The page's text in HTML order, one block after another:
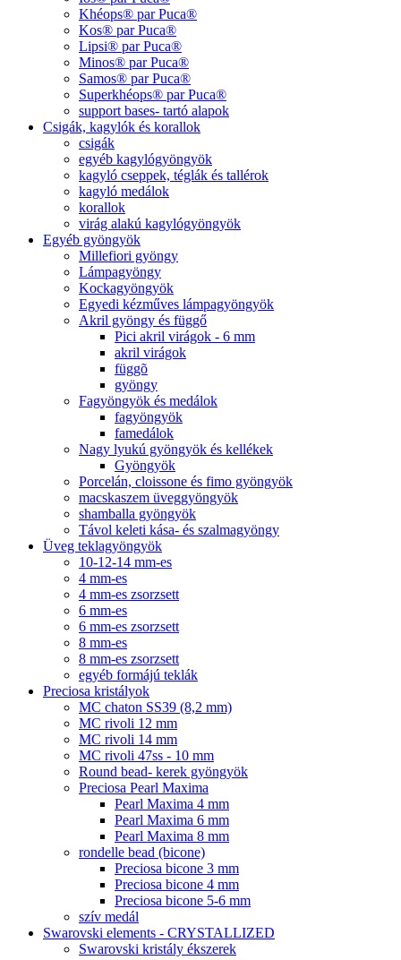
Khéops® par Puca®
Kos® par Puca®
Lipsi® par Puca®
Minos® par Puca®
Samos® par Puca®
Superkhéops® par Puca®
support bases- tartó alapok
Csigák, kagylók és korallok
csigák
egyéb kagylógyöngyök
kagyló cseppek, téglák és tallérok
kagyló medálok
korallok
virág alakú kagylógyöngyök
Egyéb gyöngyök
Millefiori gyöngy
Lámpagyöngy
Kockagyöngyök
Egyedi kézműves lámpagyöngyök
Akril gyöngy és függő
Pici akril virágok - 6 mm
akril virágok
függõ
gyöngy
Fagyöngyök és medálok
fagyöngyök
famedálok
Nagy lyukú gyöngyök és kellékek
Gyöngyök
Porcelán, cloissone és fimo gyöngyök
macskaszem üveggyöngyök
shamballa gyöngyök
Távol keleti kása- és szalmagyöngy
Üveg teklagyöngyök
10-12-14 mm-es
4 mm-es
4 mm-es zsorzsett
6 mm-es
6 mm-es zsorzsett
8 mm-es
8 mm-es zsorzsett
egyéb formájú teklák
Preciosa kristályok
MC chaton SS39 (8,2 mm)
MC rivoli 12 mm
MC rivoli 14 mm
MC rivoli 47ss - 10 mm
Round bead- kerek gyöngyök
Preciosa Pearl Maxima
Pearl Maxima 4 mm
Pearl Maxima 6 mm
Pearl Maxima 8 mm
rondelle bead (bicone)
Preciosa bicone 3 mm
Preciosa bicone 4 mm
Preciosa bicone 5-6 mm
szív medál
Swarovski elements - CRYSTALLIZED
Swarovski kristály ékszerek